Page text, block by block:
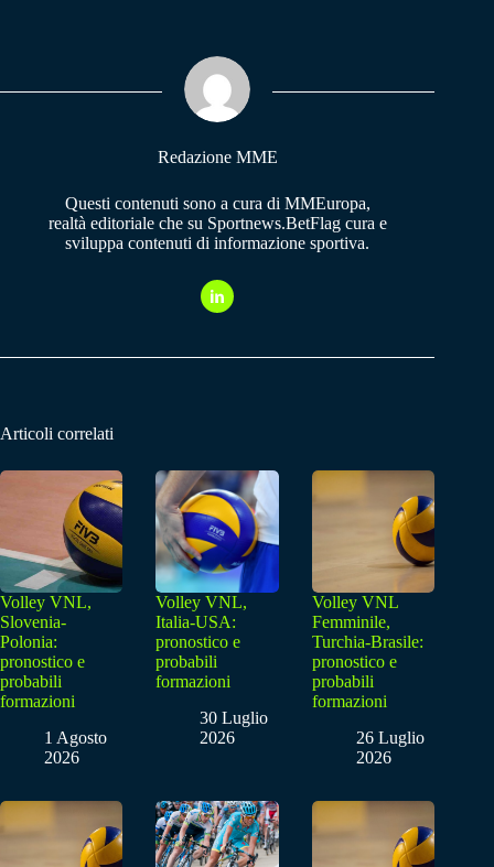
pp m
Redazione MME
Questi contenuti sono a cura di MMEuropa,
realtà editoriale che su Sportnews.BetFlag cura e
sviluppa contenuti di informazione sportiva.
Articoli correlati
Volley VNL,
Slovenia-
Polonia:
pronostico e
probabili
formazioni
1 Agosto
2026
Volley VNL,
Italia-USA:
pronostico e
probabili
formazioni
30 Luglio
2026
Volley VNL
Femminile,
Turchia-Brasile:
pronostico e
probabili
formazioni
26 Luglio
2026